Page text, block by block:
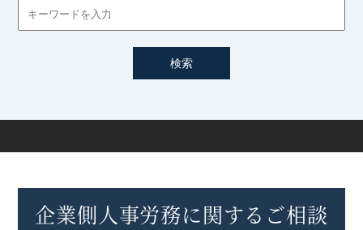
企業側人事労務に関するご相談